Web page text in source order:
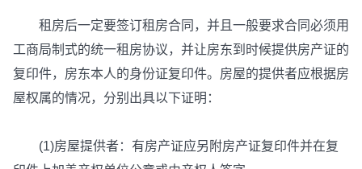
租房后一定要签订租房合同，并且一般要求合同必须用
工商局制式的统一租房协议，并让房东到时候提供房产证的
复印件，房东本人的身份证复印件。房屋的提供者应根据房
屋权属的情况，分别出具以下证明：
(1)房屋提供者：有房产证应另附房产证复印件并在复